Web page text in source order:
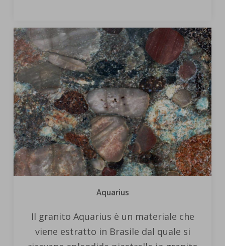
Aquarius
Il granito Aquarius è un materiale che
viene estratto in Brasile dal quale si